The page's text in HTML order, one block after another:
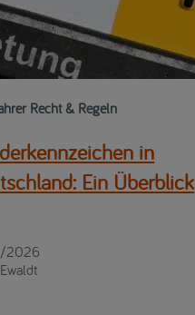
Recht & Regeln
in
Ein Überblick
2026